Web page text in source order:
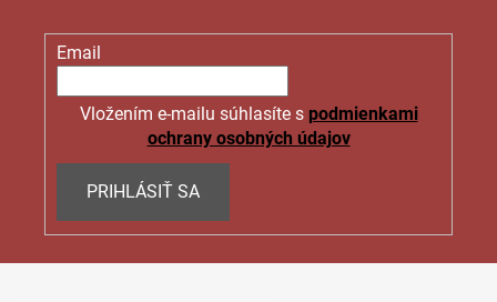
Email
Vložením e-mailu súhlasíte s podmienkami
ochrany osobných údajov
PRIHLÁSIŤ SA